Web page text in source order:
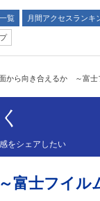
覧 月間アクセスランキ
から向き合えるか ～富士
をシェアしたい
富士フイル